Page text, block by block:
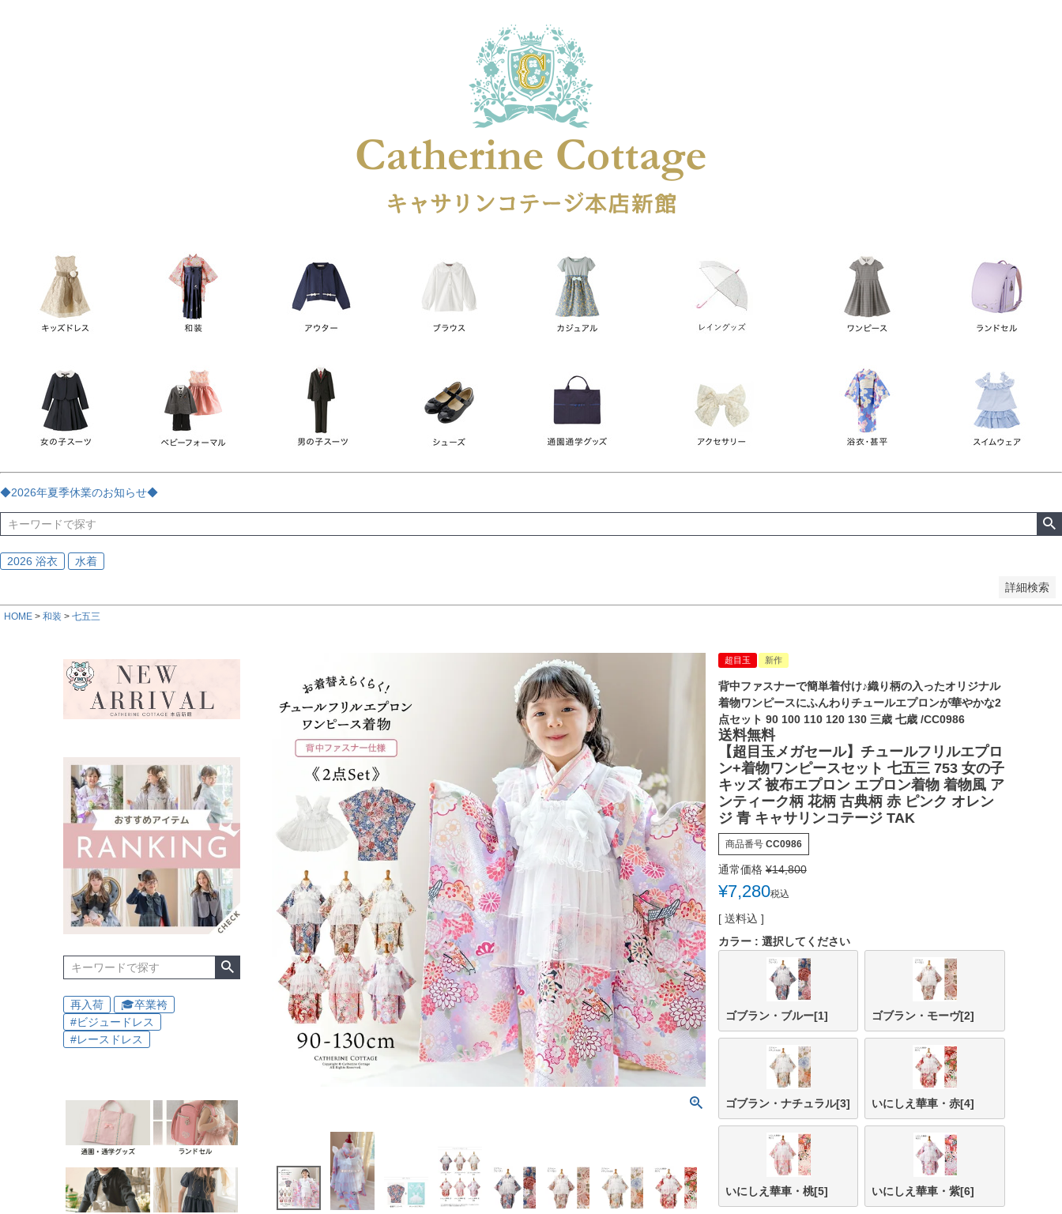
◆2026年夏季休業のお知らせ◆
2026 浴衣 水着
詳細検索
女の子スーツ
男の子スーツ
袖の長さ
ノースリーブ
長袖
サイズ
指定なし
90 95 130 160
165
170
ブラック
ゴールド
在庫なし商品
在庫なし商品を表示しない
商品番号
並び順
新着順
価格が安い順 価格が高い順 優先度順
レビュー順
キーワードヒット順
HOME 和装 七五三
再入荷
🎓卒業袴
#ビジュードレス
#レースドレス
超目玉 新作
背中ファスナーで簡単着付け♪織り柄の入ったオリジナル
着物ワンピースにふんわりチュールエプロンが華やかな2
点セット 90 100 110 120 130 三歳 七歳 /CC0986
送料無料
【超目玉メガセール】チュールフリルエプロ
ン+着物ワンピースセット 七五三 753 女の子
キッズ 被布エプロン エプロン着物 着物風 ア
ンティーク柄 花柄 古典柄 赤 ピンク オレン
ジ 青 キャサリンコテージ TAK
商品番号 CC0986
通常価格 ¥14,800
¥7,280税込
送料込
カラー
選択してください
ゴブラン・ブルー[1] ゴブラン・モーヴ[2]
ゴブラン・ナチュラル[3] いにしえ華車・赤[4]
いにしえ華車・桃[5] いにしえ華車・紫[6]